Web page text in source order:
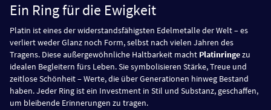
Ein Ring für die Ewigkeit
Platin ist eines der widerstandsfähigsten Edelmetalle der Welt – es
verliert weder Glanz noch Form, selbst nach vielen Jahren des
Tragens. Diese außergewöhnliche Haltbarkeit macht Platinringezu
idealen Begleitern fürs Leben. Sie symbolisieren Stärke, Treue und
zeitlose Schönheit – Werte, die über Generationen hinweg Bestand
haben. Jeder Ring ist ein Investment in Stil und Substanz, geschaffen,
um bleibende Erinnerungen zu tragen.